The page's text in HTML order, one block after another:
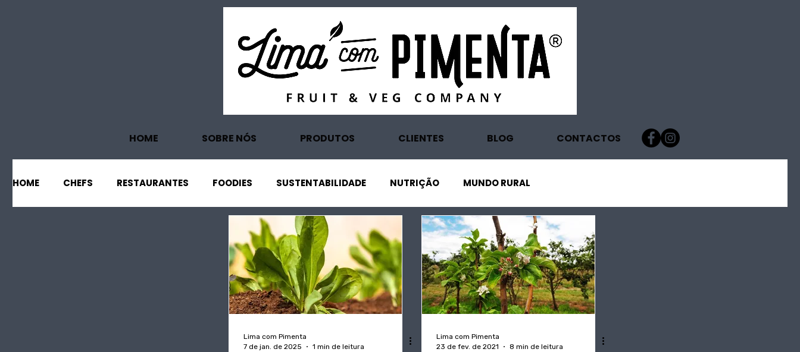
HOME SOBRE NÓS PRODUTOS CLIENTES BLOG CONTACTOS
HOME CHEFS RESTAURANTES FOODIES SUSTENTABILIDADE NUTRIÇÃO MUNDO RURAL
ECONOMIA
Lima com Pimenta
7 de jan. de 2025
1 min de leitura
Lima com Pimenta
23 de fev. de 2021
8 min de leitura